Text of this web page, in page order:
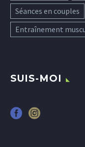
Séances en couples
Entraînement
SUIS-MOI